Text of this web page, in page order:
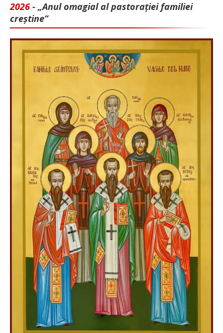
2026 - „Anul omagial al pastorației familiei
creștine”